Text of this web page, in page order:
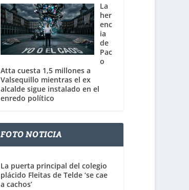
La
her
enc
ia
de
Pac
o
Atta cuesta 1,5 millones a
Valsequillo mientras el ex
alcalde sigue instalado en el
enredo político
FOTO NOTICIA
La puerta principal del colegio
plácido Fleitas de Telde ‘se cae
a cachos’